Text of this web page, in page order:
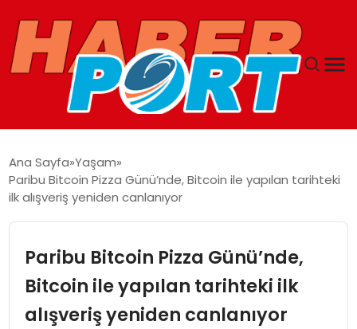
GUNCEL
SPOR
Ana Sayfa Yaşam
Paribu Bitcoin Pizza Günü’nde, Bitcoin ile yapılan tarihteki
ilk alışveriş yeniden canlanıyor
Paribu Bitcoin Pizza Günü’nde,
Bitcoin ile yapılan tarihteki ilk
alışveriş yeniden canlanıyor